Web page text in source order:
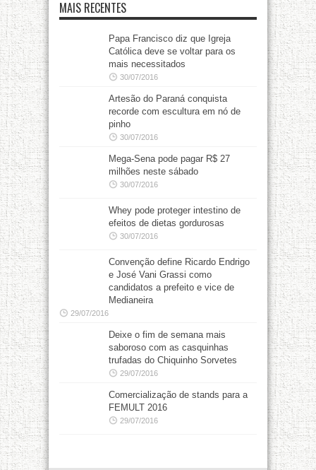
MAIS RECENTES
Papa Francisco diz que Igreja
Católica deve se voltar para os
mais necessitados
30/07/2016
Artesão do Paraná conquista
recorde com escultura em nó de
pinho
30/07/2016
Mega-Sena pode pagar R$ 27
milhões neste sábado
30/07/2016
Whey pode proteger intestino de
efeitos de dietas gordurosas
30/07/2016
Convenção define Ricardo Endrigo
e José Vani Grassi como
candidatos a prefeito e vice de
Medianeira
29/07/2016
Deixe o fim de semana mais
saboroso com as casquinhas
trufadas do Chiquinho Sorvetes
29/07/2016
Comercialização de stands para a
FEMULT 2016
29/07/2016